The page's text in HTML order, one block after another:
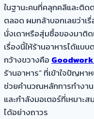
ในฐานะคนที่คลุกคลีและติด
ตลอด ผมกล้าบอกเลยว่าเ
นั่งเดาหรือสุ่มซื้อของมาติ
เรื่องนี้ให้ร้านอาหารได้แบ
กว้างขวางคือ
ร้านอาหาร” ที่เข้าใจปัญหา
ช่วยคำนวณหลักการทำงาน
และกำลังมอเตอร์ที่เหมาะ
ได้อย่างถาวร